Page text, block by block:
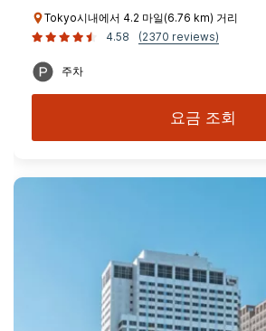
Tokyo시내에서 4.2 마일(6.76 km) 거리
4.58
(2370 reviews)
주차
요금 조회